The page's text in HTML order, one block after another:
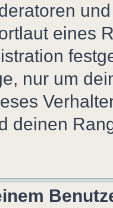
eines
nur um
deinen